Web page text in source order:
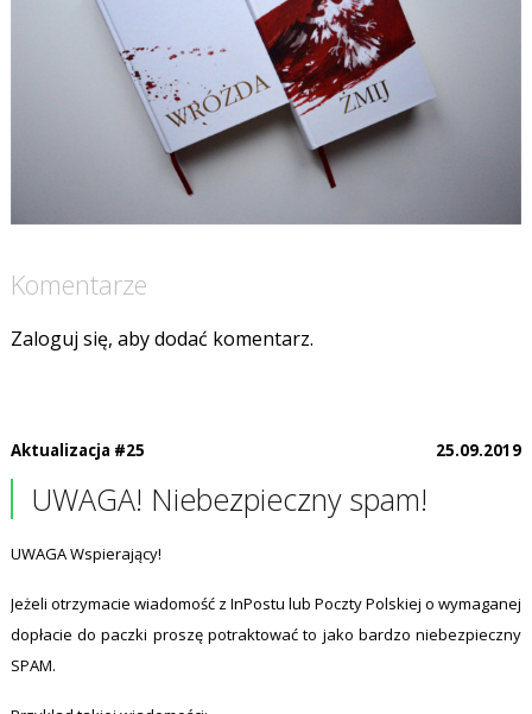
Komentarze
Zaloguj się, aby dodać komentarz.
Aktualizacja #25 25.09.2019
UWAGA! Niebezpieczny spam!
UWAGA Wspierający!
Jeżeli otrzymacie wiadomość z InPostu lub Poczty Polskiej o wymaganej
dopłacie do paczki proszę potraktować to jako bardzo niebezpieczny
SPAM.